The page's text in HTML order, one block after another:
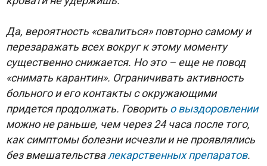
Да, вероятность «свалиться» повторно самому и
перезаражать всех вокруг к этому моменту
существенно снижается. Но это – еще не повод
«снимать карантин». Ограничивать активность
больного и его контакты с окружающими
придется продолжать. Говорить о выздоровлении
можно не раньше, чем через 24 часа после того,
как симптомы болезни исчезли и не проявлялись
без вмешательствалекарственных препаратов.